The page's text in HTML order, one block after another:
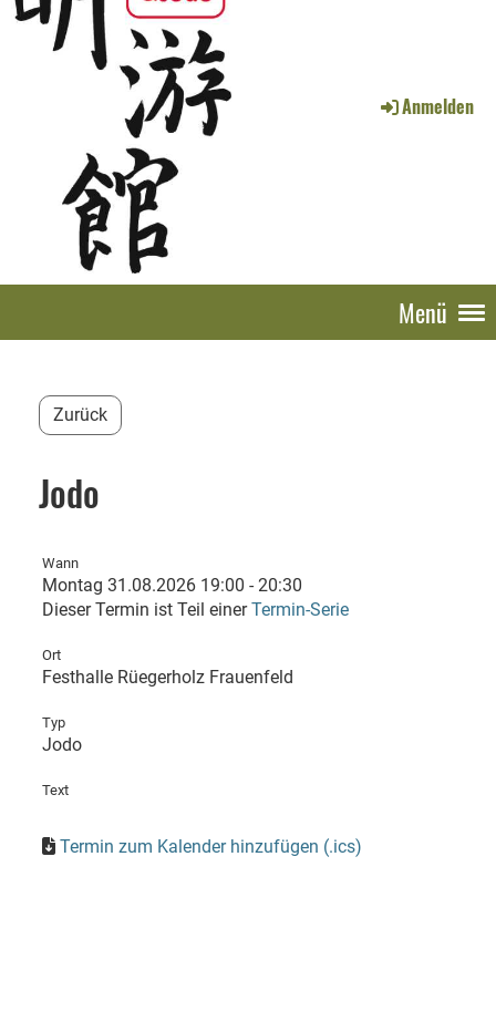
Anmelden
Menü
Zurück
Jodo
Wann
Montag 31.08.2026 19:00 - 20:30
Dieser Termin ist Teil einerTermin-Serie
Ort
Festhalle Rüegerholz Frauenfeld
Typ
Jodo
Text
Termin zum Kalender hinzufügen (.ics)